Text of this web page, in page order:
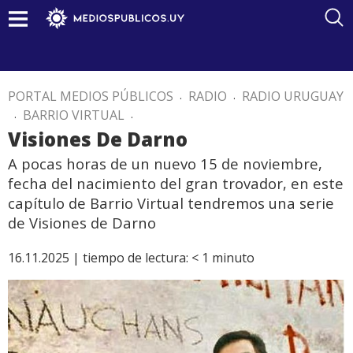
PORTAL MEDIOS PÚBLICOS . RADIO . RADIO URUGUAY
. BARRIO VIRTUAL .
Visiones De Darno
A pocas horas de un nuevo 15 de noviembre,
fecha del nacimiento del gran trovador, en este
capítulo de Barrio Virtual tendremos una serie
de Visiones de Darno
16.11.2025 | tiempo de lectura: < 1 minuto